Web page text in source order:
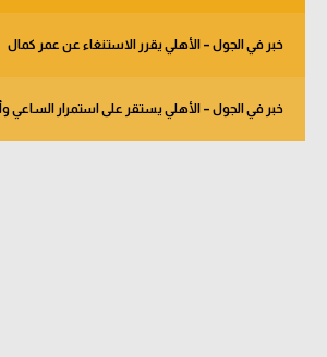
خبر في الجول – الأهلي يقرر الاستنغاء عن عمر كمال
خبر في الجول – الأهلي يستقر على استمرار الساعي